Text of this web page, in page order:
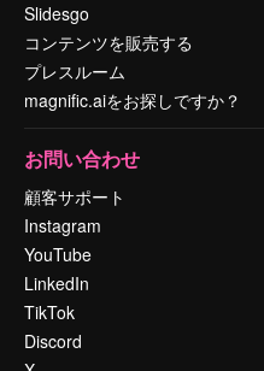
Slidesgo
コンテンツを販売する
プレスルーム
magnific.aiをお探しですか？
お問い合わせ
顧客サポート
Instagram
YouTube
LinkedIn
TikTok
Discord